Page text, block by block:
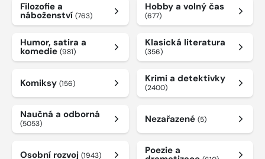
Filozofie a
náboženství (763)
Hobby a volný čas
(677)
Humor, satira a
komedie (981)
Klasická literatura
(356)
Komiksy (156) Krimi a detektivky
(2400)
Naučná a odborná
(5053) Nezařazené (5)
Osobní rozvoj (1943) Poezie a